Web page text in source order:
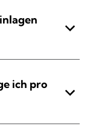
ich pro